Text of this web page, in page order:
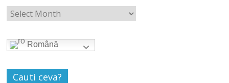
Română
Cauti ceva?